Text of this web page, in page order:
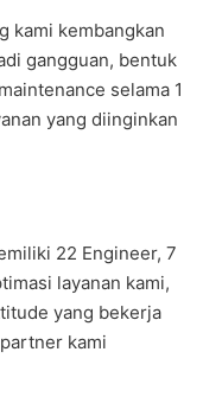
kami kembangkan
gangguan, bentuk
selama 1
yang diinginkan
22 Engineer, 7
layanan kami,
yang bekerja
kami